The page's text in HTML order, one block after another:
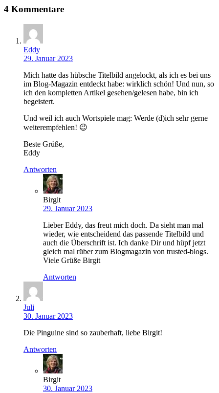
4 Kommentare
Eddy
29. Januar 2023
Mich hatte das hübsche Titelbild angelockt, als ich es bei uns
im Blog-Magazin entdeckt habe: wirklich schön! Und nun, so
ich den kompletten Artikel gesehen/gelesen habe, bin ich
begeistert.
Und weil ich auch Wortspiele mag: Werde (d)ich sehr gerne
weiterempfehlen! 😉
Beste Grüße,
Eddy
Antworten
Birgit
29. Januar 2023
Lieber Eddy, das freut mich doch. Da sieht man mal
wieder, wie entscheidend das passende Titelbild und
auch die Überschrift ist. Ich danke Dir und hüpf jetzt
gleich mal rüber zum Blogmagazin von trusted-blogs.
Viele Grüße Birgit
Antworten
Juli
30. Januar 2023
Die Pinguine sind so zauberhaft, liebe Birgit!
Antworten
Birgit
30. Januar 2023